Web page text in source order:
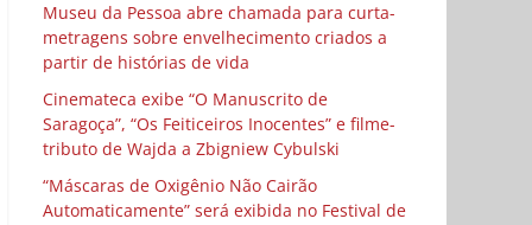
Museu da Pessoa abre chamada para curta-
metragens sobre envelhecimento criados a
partir de histórias de vida
Cinemateca exibe “O Manuscrito de
Saragoça”, “Os Feiticeiros Inocentes” e filme-
tributo de Wajda a Zbigniew Cybulski
“Máscaras de Oxigênio Não Cairão
Automaticamente” será exibida no Festival de